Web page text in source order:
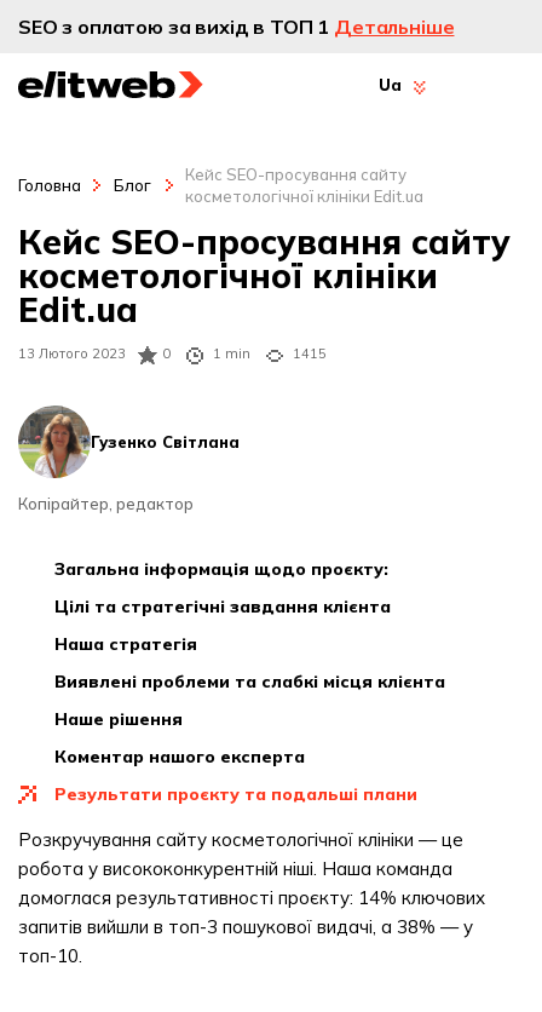
SEO з оплатою за вихід в ТОП 1 Детальніше
Ua
Головна Блог
Кейс SEO-просування сайту
косметологічної клініки Edit.ua
13 Лютого 2023 0 1 min 1415
Гузенко Світлана
Копірайтер, редактор
Кейс SEO-просування сайту
косметологічної клініки
Edit.ua
загальна інформація щодо проєкту:
цілі та стратегічні завдання клієнта
наша стратегія
виявлені проблеми та слабкі місця клієнта
наше рішення
коментар нашого експерта
результати проєкту та подальші плани
Розкручування сайту косметологічної клініки — це
робота у висококонкурентній ніші. Наша команда
домоглася результативності проєкту: 14% ключових
запитів вийшли в топ-3 пошукової видачі, а 38% — у
топ-10.